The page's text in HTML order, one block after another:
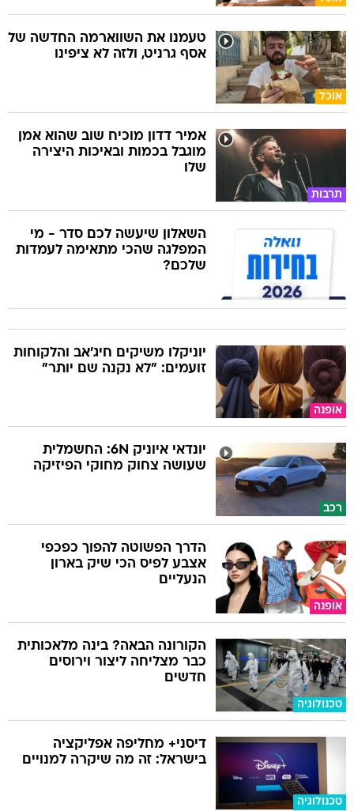
אוכל
טעמנו את השווארמה החדשה של
אסף גרניט, ולזה לא ציפינו
תרבות
אמיר דדון מוכיח שוב שהוא אמן
מוגבל בכמות ובאיכות היצירה
שלו
השאלון שיעשה לכם סדר - מי
המפלגה שהכי מתאימה לעמדות
שלכם?
אופנה
יוניקלו משיקים חיג'אב והלקוחות
זועמים: "לא נקנה שם יותר"
רכב
יונדאי איוניק 6N: החשמלית
שעושה צחוק מחוקי הפיזיקה
אופנה
הדרך הפשוטה להפוך כפכפי
אצבע לפיס הכי שיק בארון
הנעליים
טכנולוגיה
הקורונה הבאה? בינה מלאכותית
כבר מצליחה ליצור וירוסים
חדשים
טכנולוגיה
דיסני+ מחליפה אפליקציה
בישראל: זה מה שיקרה למנויים